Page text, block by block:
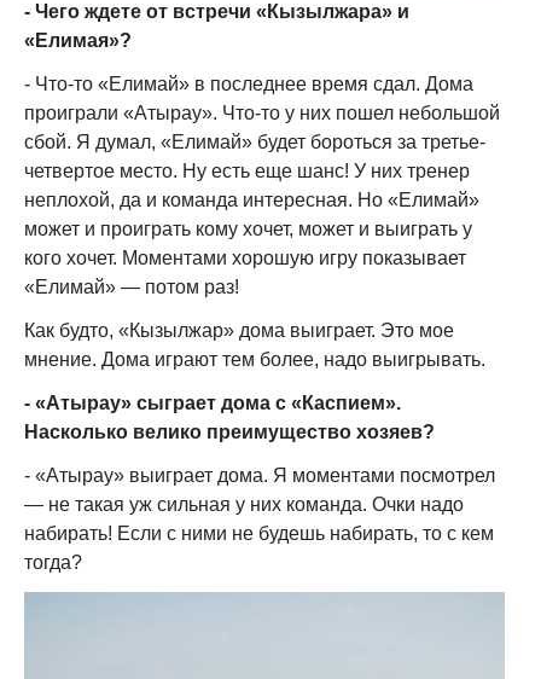
- Чего ждете от встречи «Кызылжара» и
«Елимая»?
- Что-то «Елимай» в последнее время сдал. Дома
проиграли «Атырау». Что-то у них пошел небольшой
сбой. Я думал, «Елимай» будет бороться за третье-
четвертое место. Ну есть еще шанс! У них тренер
неплохой, да и команда интересная. Но «Елимай»
может и проиграть кому хочет, может и выиграть у
кого хочет. Моментами хорошую игру показывает
«Елимай» — потом раз!
Как будто, «Кызылжар» дома выиграет. Это мое
мнение. Дома играют тем более, надо выигрывать.
- «Атырау» сыграет дома с «Каспием».
Насколько велико преимущество хозяев?
- «Атырау» выиграет дома. Я моментами посмотрел
— не такая уж сильная у них команда. Очки надо
набирать! Если с ними не будешь набирать, то с кем
тогда?